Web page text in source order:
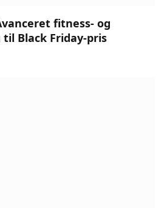
fitness- og
Black Friday-pris